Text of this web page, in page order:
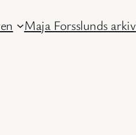
Maja Forsslunds arkiv